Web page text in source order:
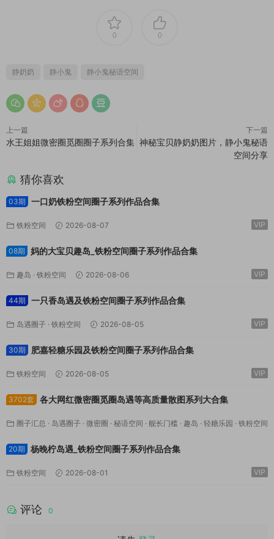
0 0
静奶奶 静小鬼 静小鬼秘语空间
上一篇
水王姐姐微密圈觅圈圈子系列合集
下一篇
神秘宝贝静奶奶图片，静小鬼秘语
空间分享
猜你喜欢
03期 一口奶铁粉空间圈子系列作品合集
铁粉空间 2026-08-07 VIP
08期 妈的大宝贝趣岛_铁粉空间圈子系列作品合集
趣岛 · 铁粉空间 2026-08-06 VIP
44期 一只香岛遇及铁粉空间圈子系列作品合集
岛遇圈子 · 铁粉空间 2026-08-05 VIP
30期 肥嘉轻糖乐园及铁粉空间圈子系列作品合集
铁粉空间 2026-08-05 VIP
3702套 各大网红微密圈觅圈岛遇等高质量散图系列大合集
圈子汇总 · 岛遇圈子 · 微密圈 · 秘语空间 · 舰长门槛 · 趣岛 · 轻糖乐园 · 铁粉空间
20期
杨晚柠岛遇_铁粉空间圈子系列作品合集
铁粉空间 2026-08-01 VIP
评论 0